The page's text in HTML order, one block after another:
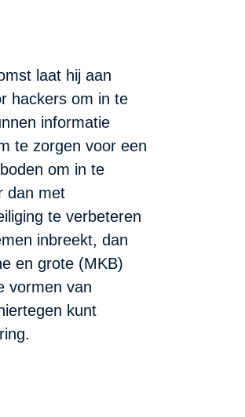
laat hij aan
hackers om in te
informatie
te zorgen voor een
om in te
dan met
te verbeteren
inbreekt, dan
en grote (MKB)
vormen van
kunt